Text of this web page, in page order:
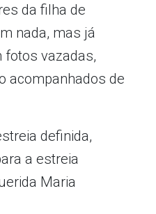
da filha de
nada, mas já
vazadas,
acompanhados de
definida,
a estreia
Maria